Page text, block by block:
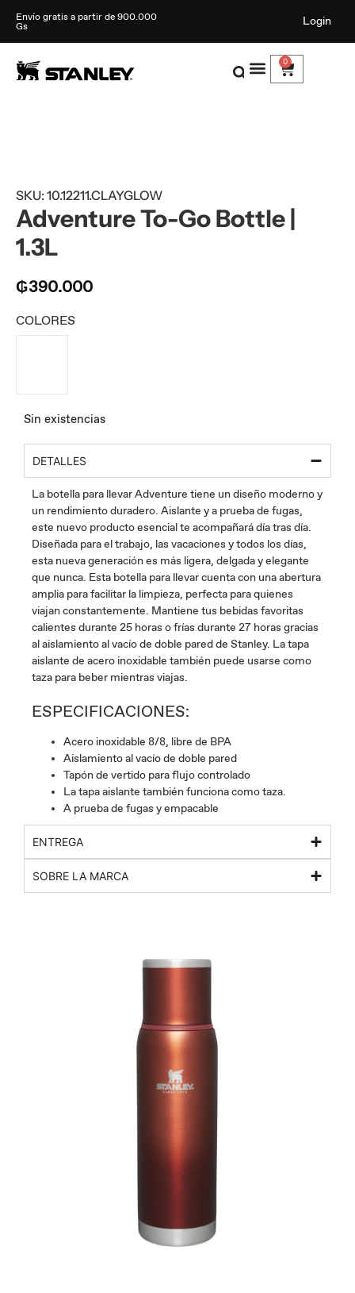
Envío gratis a partir de 900.000
Gs
Login
0
SKU: 10.12211.CLAYGLOW
Adventure To-Go Bottle |
1.3L
₲390.000
COLORES
Sin existencias
DETALLES
La botella para llevar Adventure tiene un diseño moderno y
un rendimiento duradero. Aislante y a prueba de fugas,
este nuevo producto esencial te acompañará día tras día.
Diseñada para el trabajo, las vacaciones y todos los días,
esta nueva generación es más ligera, delgada y elegante
que nunca. Esta botella para llevar cuenta con una abertura
amplia para facilitar la limpieza, perfecta para quienes
viajan constantemente. Mantiene tus bebidas favoritas
calientes durante 25 horas o frías durante 27 horas gracias
al aislamiento al vacío de doble pared de Stanley. La tapa
aislante de acero inoxidable también puede usarse como
taza para beber mientras viajas.
ESPECIFICACIONES:
Acero inoxidable 8/8, libre de BPA
Aislamiento al vacío de doble pared
Tapón de vertido para flujo controlado
La tapa aislante también funciona como taza.
A prueba de fugas y empacable
ENTREGA
SOBRE LA MARCA